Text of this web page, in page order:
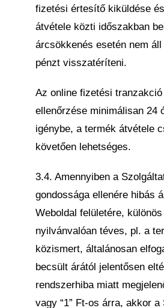
fizetési értesítő kiküldése
átvétele közti időszakban
árcsökkenés esetén nem áll
pénzt visszatéríteni.
Az online fizetési
ellenőrzése minimálisan 24
igénybe, a termék átvétele
követően lehetséges.
3.4. Amennyiben a
gondossága ellenére hibás
Weboldal felületére,
nyilvánvalóan téves, pl. a
közismert, általánosan
becsült árától jelentősen
rendszerhiba miatt
vagy “1” Ft-os árra, akkor a